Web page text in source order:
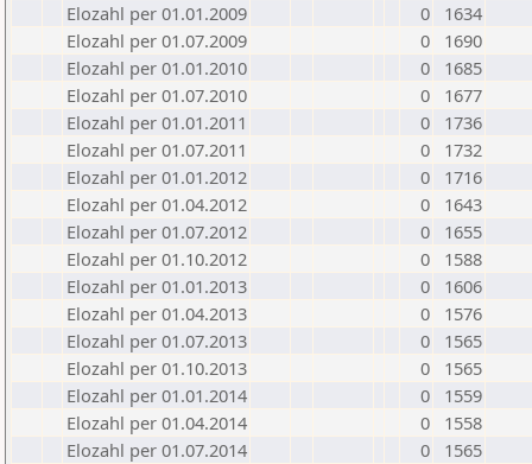
Elozahl per 01.01.2009
0
1634
Elozahl per 01.07.2009
0
1690
Elozahl per 01.01.2010
0
1685
Elozahl per 01.07.2010
0
1677
Elozahl per 01.01.2011
0
1736
Elozahl per 01.07.2011
0
1732
Elozahl per 01.01.2012
0
1716
Elozahl per 01.04.2012
0
1643
Elozahl per 01.07.2012
0
1655
Elozahl per 01.10.2012
0
1588
Elozahl per 01.01.2013
0
1606
Elozahl per 01.04.2013
0
1576
Elozahl per 01.07.2013
0
1565
Elozahl per 01.10.2013
0
1565
Elozahl per 01.01.2014
0
1559
Elozahl per 01.04.2014
0
1558
Elozahl per 01.07.2014
0
1565